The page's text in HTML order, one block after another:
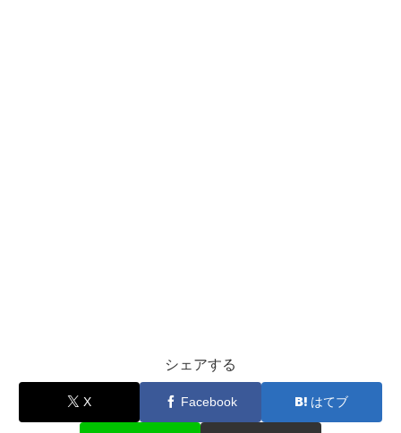
シェアする
X Facebook はてブ